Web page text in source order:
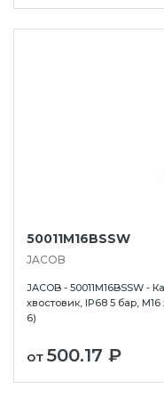
50011M16BSSW
JACOB
JACOB - 50011M16BSSW
хвостовик, IP68 5 бар,
6)
от 500.17 ₽